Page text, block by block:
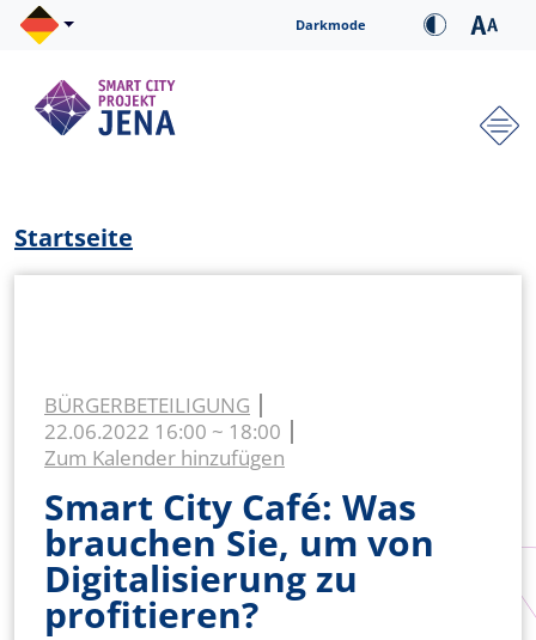
Direkt zum Inhalt Darkmode
Pfadnavigation
Startseite
BÜRGERBETEILIGUNG
22.06.2022 16:00 ~ 18:00
Zum Kalender hinzufügen
Smart City Café: Was
brauchen Sie, um von
Digitalisierung zu
profitieren?
Cookie-Einstellungen